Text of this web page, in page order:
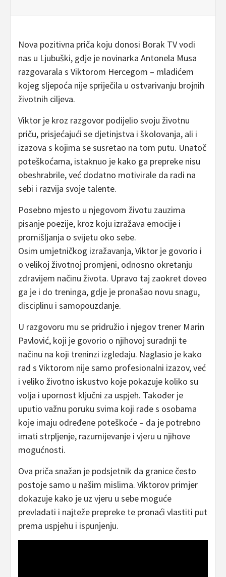
Nova pozitivna priča koju donosi Borak TV vodi
nas u Ljubuški, gdje je novinarka Antonela Musa
razgovarala s Viktorom Hercegom – mladićem
kojeg sljepoća nije spriječila u ostvarivanju brojnih
životnih ciljeva.
Viktor je kroz razgovor podijelio svoju životnu
priču, prisjećajući se djetinjstva i školovanja, ali i
izazova s kojima se susretao na tom putu. Unatoč
poteškoćama, istaknuo je kako ga prepreke nisu
obeshrabrile, već dodatno motivirale da radi na
sebi i razvija svoje talente.
Posebno mjesto u njegovom životu zauzima
pisanje poezije, kroz koju izražava emocije i
promišljanja o svijetu oko sebe.
Osim umjetničkog izražavanja, Viktor je govorio i
o velikoj životnoj promjeni, odnosno okretanju
zdravijem načinu života. Upravo taj zaokret doveo
ga je i do treninga, gdje je pronašao novu snagu,
disciplinu i samopouzdanje.
U razgovoru mu se pridružio i njegov trener Marin
Pavlović, koji je govorio o njihovoj suradnji te
načinu na koji treninzi izgledaju. Naglasio je kako
rad s Viktorom nije samo profesionalni izazov, već
i veliko životno iskustvo koje pokazuje koliko su
volja i upornost ključni za uspjeh. Također je
uputio važnu poruku svima koji rade s osobama
koje imaju određene poteškoće – da je potrebno
imati strpljenje, razumijevanje i vjeru u njihove
mogućnosti.
Ova priča snažan je podsjetnik da granice često
postoje samo u našim mislima. Viktorov primjer
dokazuje kako je uz vjeru u sebe moguće
prevladati i najteže prepreke te pronaći vlastiti put
prema uspjehu i ispunjenju.